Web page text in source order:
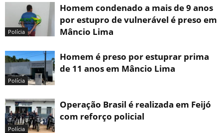
Polícia
Homem condenado a mais de 9 anos
por estupro de vulnerável é preso em
Mâncio Lima
Polícia
Homem é preso por estuprar prima
de 11 anos em Mâncio Lima
Polícia
Operação Brasil é realizada em Feijó
com reforço policial